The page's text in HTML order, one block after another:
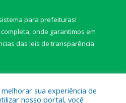
para prefeituras!
completa, onde garantimos em
das leis de transparência
sua experiência de
nosso portal, você